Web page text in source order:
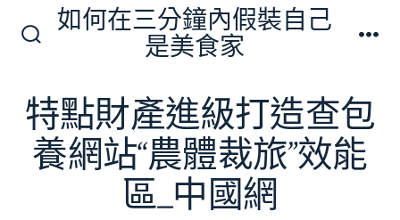
切
換
開
關
如何在三分鐘內假裝自己
是美食家
特點財產進級打造查包
養網站“農體裁旅”效能
區_中國網